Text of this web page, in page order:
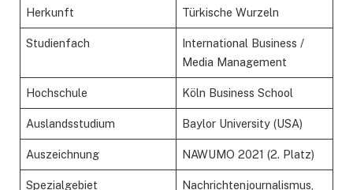
Herkunft Türkische Wurzeln
Studienfach
International Business /
Media Management
Hochschule Köln Business School
Auslandsstudium Baylor University (USA)
Auszeichnung NAWUMO 2021 (2. Platz)
Spezialgebiet
Nachrichtenjournalismus,